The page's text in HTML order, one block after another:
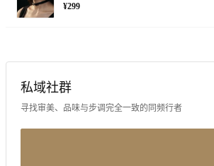
¥299
私域社群
寻找审美、品味与步调完全一致的同频行者